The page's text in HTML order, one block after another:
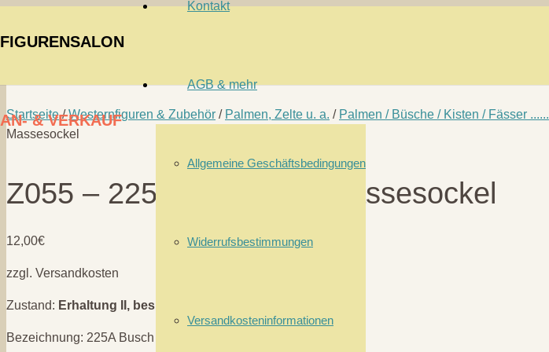
FIGURENSALON
AN- & VERKAUF
Kontakt
AGB & mehr
Allgemeine Geschäftsbedingungen
Widerrufsbestimmungen
Versandkosteninformationen
Startseite/Westernfiguren & Zubehör / Palmen, Zelte u. a. / Palmen / Büsche / Kisten / Fässer ......
Massesockel
Z055 – 225A Busch mit Massesockel
12,00€
zzgl. Versandkosten
Zustand: Erhaltung II, bespielt
Bezeichnung: 225A Busch mit Massesockel